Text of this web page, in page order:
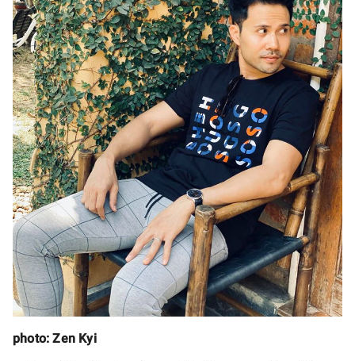
photo: Zen Kyi